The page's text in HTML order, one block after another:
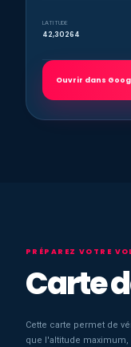
LATITUDE
42,30264
Ouvrir dans
PRÉPAREZ VOTRE
Carte
Cette carte permet de
que l'altitude